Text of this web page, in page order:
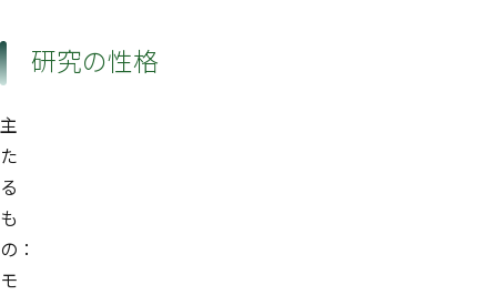
研究の性格
主
た
る
も
の：
モ